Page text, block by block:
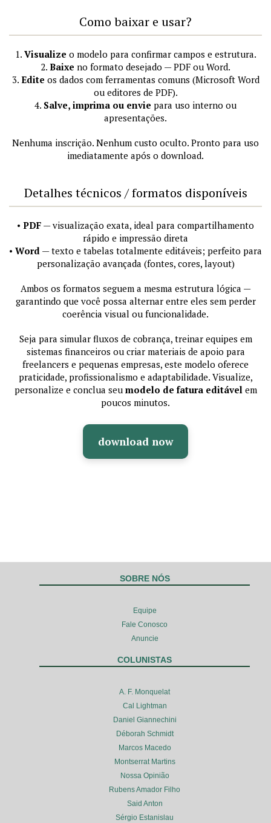
Como baixar e usar?
1. Visualize o modelo para confirmar campos e estrutura.
2. Baixe no formato desejado — PDF ou Word.
3. Edite os dados com ferramentas comuns (Microsoft Word
ou editores de PDF).
4. Salve, imprima ou envie para uso interno ou
apresentações.
Nenhuma inscrição. Nenhum custo oculto. Pronto para uso
imediatamente após o download.
Detalhes técnicos / formatos disponíveis
• PDF — visualização exata, ideal para compartilhamento
rápido e impressão direta
• Word — texto e tabelas totalmente editáveis; perfeito para
personalização avançada (fontes, cores, layout)
Ambos os formatos seguem a mesma estrutura lógica —
garantindo que você possa alternar entre eles sem perder
coerência visual ou funcionalidade.
Seja para simular fluxos de cobrança, treinar equipes em
sistemas financeiros ou criar materiais de apoio para
freelancers e pequenas empresas, este modelo oferece
praticidade, profissionalismo e adaptabilidade. Visualize,
personalize e conclua seu modelo de fatura editávelem
poucos minutos.
download now
SOBRE NÓS
Equipe
Fale Conosco
Anuncie
COLUNISTAS
A. F. Monquelat
Cal Lightman
Daniel Giannechini
Déborah Schmidt
Marcos Macedo
Montserrat Martins
Nossa Opinião
Rubens Amador Filho
Said Anton
Sérgio Estanislau